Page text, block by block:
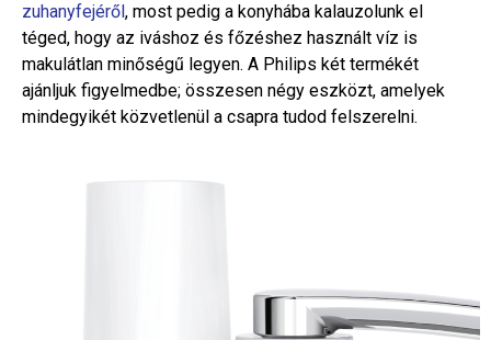
zuhanyfejéről, most pedig a konyhába kalauzolunk el
téged, hogy az iváshoz és főzéshez használt víz is
makulátlan minőségű legyen. A Philips két termékét
ajánljuk figyelmedbe; összesen négy eszközt, amelyek
mindegyikét közvetlenül a csapra tudod felszerelni.